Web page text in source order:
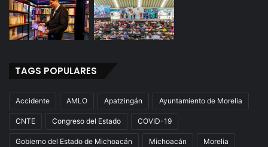
TAGS POPULARES
Accidente AMLO Apatzingán Ayuntamiento de Morelia
CNTE Congreso del Estado COVID-19
Gobierno del Estado de Michoacán Michoacán Morelia